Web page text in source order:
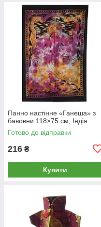
Панно настінне «Ганеша» з
бавовни 118×75 см, Індія
Готово до відправки
216 ₴
Купити